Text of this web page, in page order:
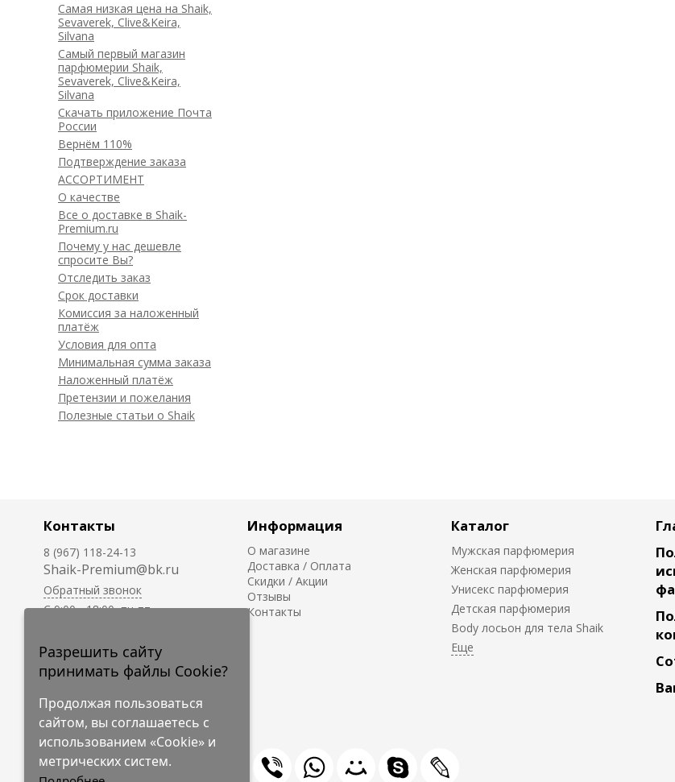
Самая низкая цена на Shaik,
Sevaverek, Clive&Keira,
Silvana
Самый первый магазин
парфюмерии Shaik,
Sevaverek, Clive&Keira,
Silvana
Скачать приложение Почта
России
Вернём 110%
Подтверждение заказа
АССОРТИМЕНТ
О качестве
Все о доставке в Shaik-
Premium.ru
Почему у нас дешевле
спросите Вы?
Отследить заказ
Срок доставки
Комиссия за наложенный
платёж
Условия для опта
Минимальная сумма заказа
Наложенный платёж
Претензии и пожелания
Полезные статьи о Shaik
Контакты
8 (967) 118-24-13
Shaik-Premium@bk.ru
Обратный звонок
C 9:00 - 18:00, пн-пт
круглосуточно.
Информация
О магазине
Доставка / Оплата
Скидки / Акции
Отзывы
Контакты
Каталог
Мужская парфюмерия
Женская парфюмерия
Унисекс парфюмерия
Детская парфюмерия
Body лосьон для тела Shaik
Разрешить сайту
принимать файлы Cookie?
Продолжая пользоваться
сайтом, вы соглашаетесь с
использованием «Cookie» и
метрических систем.